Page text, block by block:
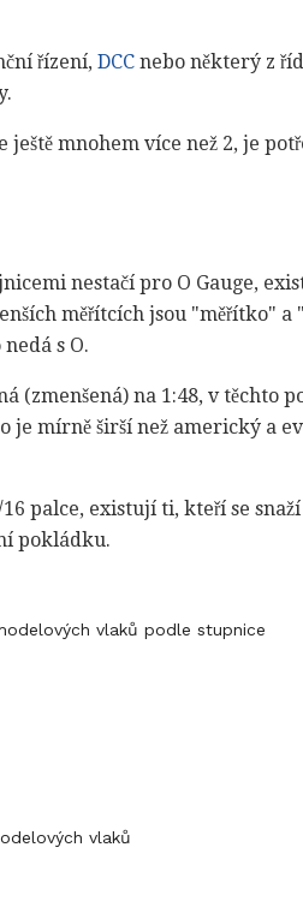
řízení, DCC nebo některý z
mnohem více než 2, je
nestačí pro O Gauge,
měřítcích jsou "měřítko"
s O.
(zmenšená) na 1:48, v těchto
je mírně širší než americký a
palce, existují ti, kteří se
pokládku.
vlaků podle stupnice
vlaků